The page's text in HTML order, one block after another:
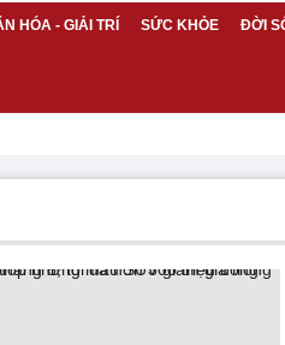
HÓA - GIẢI TRÍ SỨC KHỎE ĐỜI